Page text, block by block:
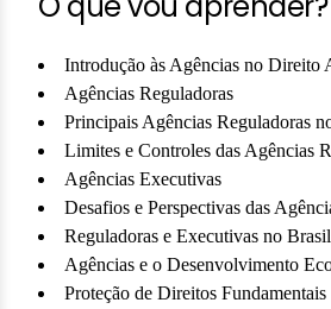
Introdução às Agências no Direito
Agências Reguladoras
Principais Agências Reguladoras
Limites e Controles das Agências
Agências Executivas
Desafios e Perspectivas das
Reguladoras e Executivas no Brasil
Agências e o Desenvolvimento
Proteção de Direitos Fundamentais